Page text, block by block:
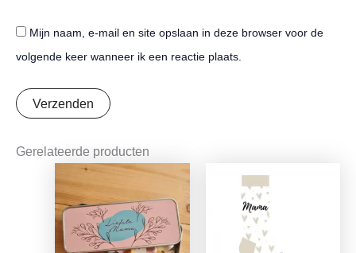
Mijn naam, e-mail en site opslaan in deze browser voor de
volgende keer wanneer ik een reactie plaats.
Gerelateerde producten